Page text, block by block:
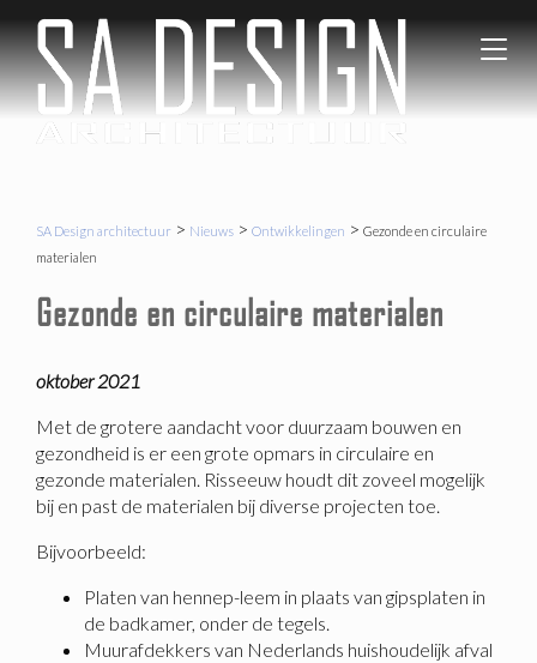
SA
Gezond
en
Circulair
T
o
g
SA Design architectuur > Nieuws > Ontwikkelingen > Gezonde en circulaire
materialen
Gezonde en circulaire materialen
oktober 2021
Met de grotere aandacht voor duurzaam bouwen en
gezondheid is er een grote opmars in circulaire en
gezonde materialen. Risseeuw houdt dit zoveel mogelijk
bij en past de materialen bij diverse projecten toe.
Bijvoorbeeld:
Platen van hennep-leem in plaats van gipsplaten in
de badkamer, onder de tegels.
Muurafdekkers van Nederlands huishoudelijk afval